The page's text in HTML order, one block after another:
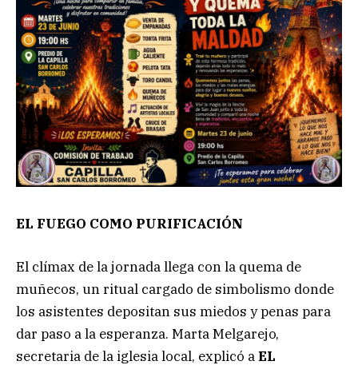
EL FUEGO COMO PURIFICACIÓN
El clímax de la jornada llega con la quema de
muñecos, un ritual cargado de simbolismo donde
los asistentes depositan sus miedos y penas para
dar paso a la esperanza. Marta Melgarejo,
secretaria de la iglesia local, explicó aEL